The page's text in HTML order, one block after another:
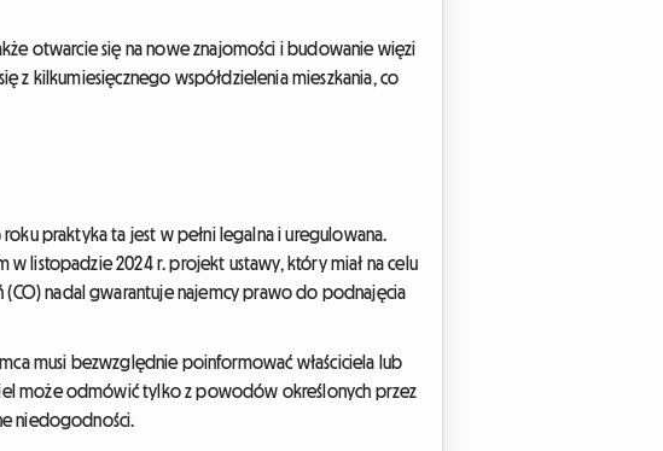
otwarcie się na nowe znajomości i budowanie więzi
z kilkumiesięcznego współdzielenia mieszkania, co
praktyka ta jest w pełni legalna i uregulowana.
listopadzie 2024 r. projekt ustawy, który miał na celu
(CO) nadal gwarantuje najemcy prawo do podnajęcia
musi bezwzględnie poinformować właściciela lub
może odmówić tylko z powodów określonych przez
niedogodności.